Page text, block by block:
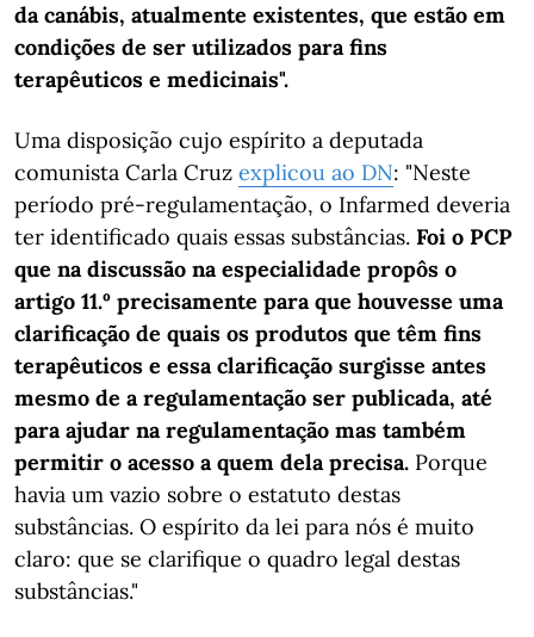
da canábis, atualmente existentes, que estão em
condições de ser utilizados para fins
terapêuticos e medicinais".
Uma disposição cujo espírito a deputada
comunista Carla Cruz explicou ao DN: "Neste
período pré-regulamentação, o Infarmed deveria
ter identificado quais essas substâncias. Foi o PCP
que na discussão na especialidade propôs o
artigo 11.º precisamente para que houvesse uma
clarificação de quais os produtos que têm fins
terapêuticos e essa clarificação surgisse antes
mesmo de a regulamentação ser publicada, até
para ajudar na regulamentação mas também
permitir o acesso a quem dela precisa. Porque
havia um vazio sobre o estatuto destas
substâncias. O espírito da lei para nós é muito
claro: que se clarifique o quadro legal destas
substâncias."